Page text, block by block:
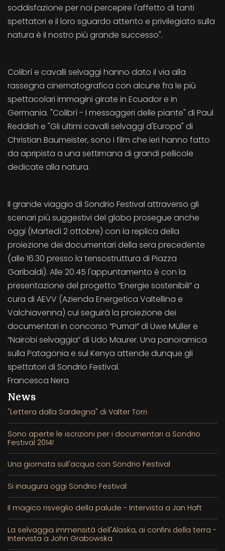
soddisfazione per noi percepire l'affetto di tanti
spettatori e il loro sguardo attento e privilegiato sulla
natura è il nostro più grande successo".
Colibrì e cavalli selvaggi hanno dato il via alla
rassegna cinematografica con alcune fra le più
spettacolari immagini girate in Ecuador e in
Germania. "Colibrì - I messaggeri delle piante" di Paul
Reddish e "Gli ultimi cavalli selvaggi d'Europa" di
Christian Baumeister, sono i film che ieri hanno fatto
da apripista a una settimana di grandi pellicole
dedicate alla natura.
Il grande viaggio di Sondrio Festival attraverso gli
scenari più suggestivi del globo prosegue anche
oggi (Martedì 2 ottobre) con la replica della
proiezione dei documentari della sera precedente
(alle 16.30 presso la tensostruttura di Piazza
Garibaldi). Alle 20.45 l'appuntamento è con la
presentazione del progetto “Energie sostenibili” a
cura di AEVV (Azienda Energetica Valtellina e
Valchiavenna) cui seguirà la proiezione dei
documentari in concorso “Puma!” di Uwe Müller e
“Nairobi selvaggia” di Udo Maurer. Una panoramica
sulla Patagonia e sul Kenya attende dunque gli
spettatori di Sondrio Festival.
Francesca Nera
News
"Lettera dalla Sardegna" di Valter Torri
Sono aperte le iscrizioni per i documentari a Sondrio
Festival 2014!
Una giornata sull'acqua con Sondrio Festival
Si inaugura oggi Sondrio Festival
Il magico risveglio della palude - Intervista a Jan Haft
La selvaggia immensità dell'Alaska, ai confini della terra -
Intervista a John Grabowska